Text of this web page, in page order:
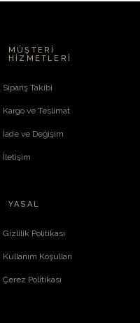
MÜŞTERI
HIZMETLERI
Sipariş Takibi
Kargo ve Teslimat
İade ve Değişim
İletişim
YASAL
Gizlilik Politikası
Kullanım Koşulları
Çerez Politikası